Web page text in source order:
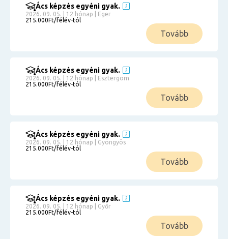
Ács képzés egyéni gyak.
2026. 09. 05. | 12 hónap | Eger
215.000Ft/félév-tól
Tovább
Ács képzés egyéni gyak.
2026. 09. 05. | 12 hónap | Esztergom
215.000Ft/félév-tól
Tovább
Ács képzés egyéni gyak.
2026. 09. 05. | 12 hónap | Gyöngyös
215.000Ft/félév-tól
Tovább
Ács képzés egyéni gyak.
2026. 09. 05. | 12 hónap | Győr
215.000Ft/félév-tól
Tovább